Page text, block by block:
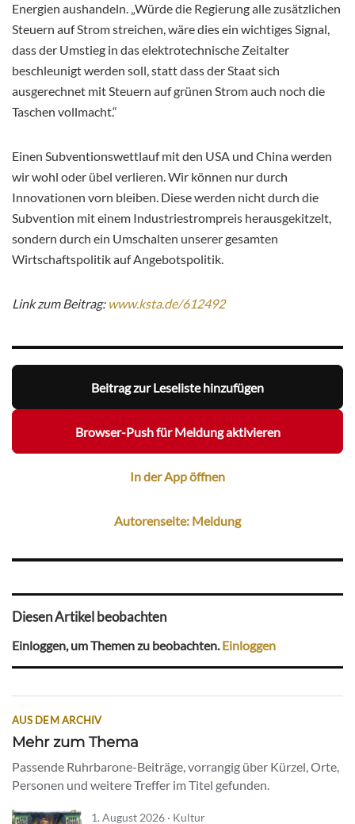
Energien aushandeln. „Würde die Regierung alle zusätzlichen
Steuern auf Strom streichen, wäre dies ein wichtiges Signal,
dass der Umstieg in das elektrotechnische Zeitalter
beschleunigt werden soll, statt dass der Staat sich
ausgerechnet mit Steuern auf grünen Strom auch noch die
Taschen vollmacht.“
Einen Subventionswettlauf mit den USA und China werden
wir wohl oder übel verlieren. Wir können nur durch
Innovationen vorn bleiben. Diese werden nicht durch die
Subvention mit einem Industriestrompreis herausgekitzelt,
sondern durch ein Umschalten unserer gesamten
Wirtschaftspolitik auf Angebotspolitik.
Link zum Beitrag: www.ksta.de/612492
Beitrag zur Leseliste hinzufügen
Browser-Push für Meldung aktivieren
In der App öffnen
Autorenseite: Meldung
Diesen Artikel beobachten
Einloggen, um Themen zu beobachten. Einloggen
AUS DEM ARCHIV
Mehr zum Thema
Passende Ruhrbarone-Beiträge, vorrangig über Kürzel, Orte,
Personen und weitere Treffer im Titel gefunden.
1. August 2026 · Kultur